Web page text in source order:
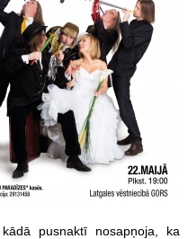
pusnaktī nosapņoja, ka